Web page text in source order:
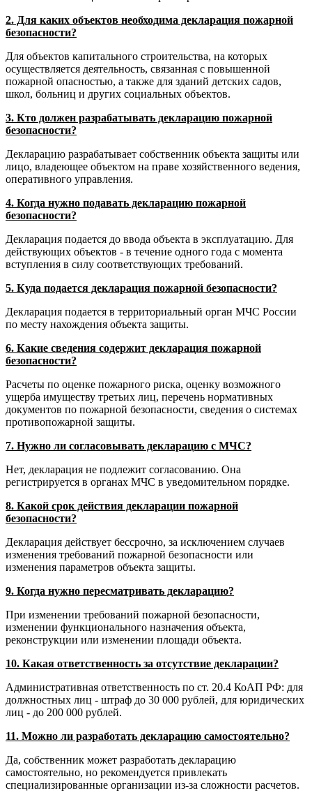
2. Для каких объектов необходима декларация пожарной
безопасности?
Для объектов капитального строительства, на которых
осуществляется деятельность, связанная с повышенной
пожарной опасностью, а также для зданий детских садов,
школ, больниц и других социальных объектов.
3. Кто должен разрабатывать декларацию пожарной
безопасности?
Декларацию разрабатывает собственник объекта защиты или
лицо, владеющее объектом на праве хозяйственного ведения,
оперативного управления.
4. Когда нужно подавать декларацию пожарной
безопасности?
Декларация подается до ввода объекта в эксплуатацию. Для
действующих объектов - в течение одного года с момента
вступления в силу соответствующих требований.
5. Куда подается декларация пожарной безопасности?
Декларация подается в территориальный орган МЧС России
по месту нахождения объекта защиты.
6. Какие сведения содержит декларация пожарной
безопасности?
Расчеты по оценке пожарного риска, оценку возможного
ущерба имуществу третьих лиц, перечень нормативных
документов по пожарной безопасности, сведения о системах
противопожарной защиты.
7. Нужно ли согласовывать декларацию с МЧС?
Нет, декларация не подлежит согласованию. Она
регистрируется в органах МЧС в уведомительном порядке.
8. Какой срок действия декларации пожарной
безопасности?
Декларация действует бессрочно, за исключением случаев
изменения требований пожарной безопасности или
изменения параметров объекта защиты.
9. Когда нужно пересматривать декларацию?
При изменении требований пожарной безопасности,
изменении функционального назначения объекта,
реконструкции или изменении площади объекта.
10. Какая ответственность за отсутствие декларации?
Административная ответственность по ст. 20.4 КоАП РФ: для
должностных лиц - штраф до 30 000 рублей, для юридических
лиц - до 200 000 рублей.
11. Можно ли разработать декларацию самостоятельно?
Да, собственник может разработать декларацию
самостоятельно, но рекомендуется привлекать
специализированные организации из-за сложности расчетов.